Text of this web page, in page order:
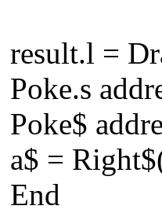
result.l =
Poke.s
Poke$
a$ =
End